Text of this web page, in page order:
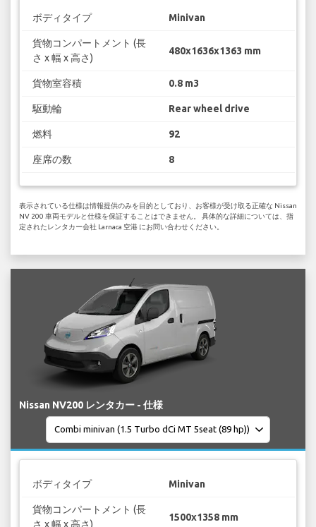
ボディタイプ Minivan
貨物コンパートメント (長
さ x 幅 x 高さ)
480x1636x1363 mm
貨物室容積 0.8 m3
駆動輪 Rear wheel drive
燃料 92
座席の数 8
表示されている仕様は情報提供のみを目的としており、お客様が受け取る正確な Nissan
NV 200 車両モデルと仕様を保証することはできません。 具体的な詳細については、指
定されたレンタカー会社 Larnaca 空港 にお問い合わせください。
Nissan NV200 レンタカー - 仕様
ボディタイプ Minivan
貨物コンパートメント (長
さ x 幅 x 高さ)
1500x1358 mm